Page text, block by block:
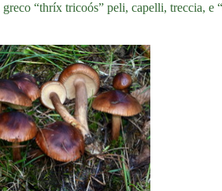
“thríx tricoós” peli, capelli, treccia,